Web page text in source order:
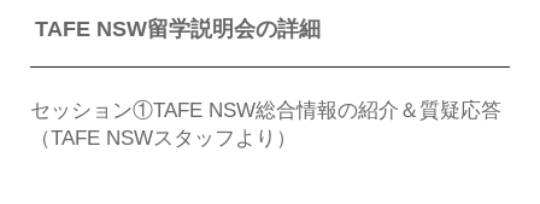
TAFE NSW留学説明会の詳細
セッション①TAFE NSW総合情報の紹介＆質疑応答
（TAFE NSWスタッフより）